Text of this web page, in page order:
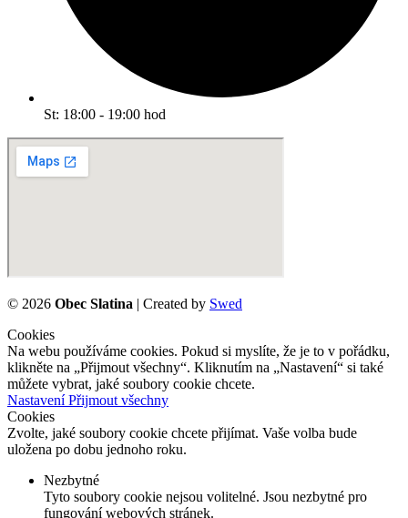
St: 18:00 - 19:00 hod
© 2026 Obec Slatina | Created by Swed
Cookies
Na webu používáme cookies. Pokud si myslíte, že je to v pořádku,
klikněte na „Přijmout všechny“. Kliknutím na „Nastavení“ si také
můžete vybrat, jaké soubory cookie chcete.
NastaveníPřijmout všechny
Cookies
Zvolte, jaké soubory cookie chcete přijímat. Vaše volba bude
uložena po dobu jednoho roku.
Nezbytné
Tyto soubory cookie nejsou volitelné. Jsou nezbytné pro
fungování webových stránek.